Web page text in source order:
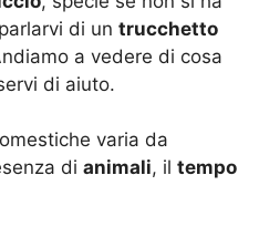
di un trucchetto
a vedere di cosa
di aiuto.
varia da
di animali, il tempo